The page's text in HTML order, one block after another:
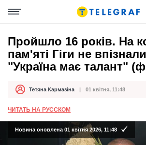
Пройшло 16 років. На
пам'яті Гіги не
"Україна має талант"
АвторТетяна Кармазіна
Дата публікації 01 квітня, 11:48
ЧИТАТЬ НА РУССКОМ
Новина оновлена 01 квітня 2026, 11:48